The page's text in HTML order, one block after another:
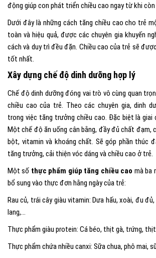
động giúp con phát triển chiều cao ngay từ khi còn
Dưới đây là những cách tăng chiều cao cho trẻ
toàn và hiệu quả, được các chuyên gia khuyến
cách và duy trì đều đặn. Chiều cao của trẻ sẽ
tốt nhất.
Xây dựng chế độ dinh dưỡng hợp lý
Chế độ dinh dưỡng đóng vai trò vô cùng quan
chiều cao của trẻ. Theo các chuyên gia, dinh
trong việc tăng trưởng chiều cao. Đặc biệt là giai
Một chế độ ăn uống cân bằng, đầy đủ chất đạm,
bột, vitamin và khoáng chất. Sẽ góp phần thúc
tăng trưởng, cải thiện vóc dáng và chiều cao ở trẻ.
Một số thực phẩm giúp tăng chiều cao mà ba
bổ sung vào thực đơn hằng ngày của trẻ:
Rau củ, trái cây giàu vitamin: Dưa hấu, xoài, đu
lang,…
Thực phẩm giàu protein: Cá béo, thịt gà, trứng,
Thực phẩm chứa nhiều canxi: Sữa chua, phô mai,